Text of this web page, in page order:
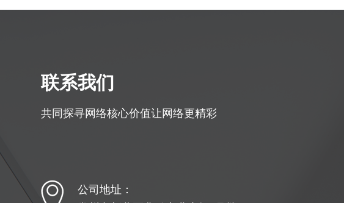
联系我们
共同探寻网络核心价值让网络更精彩
公司地址：